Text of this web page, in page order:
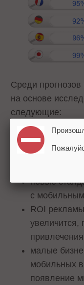
Среди
на основе
следующие:
более 1
мобильные
новые
с
ROI
малые
мобильных
появление